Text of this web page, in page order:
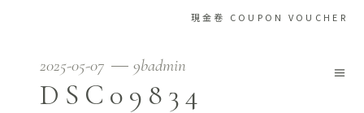
現金卷 COUPON VOUCHER
2025-05-07 9badmin
DSC09834